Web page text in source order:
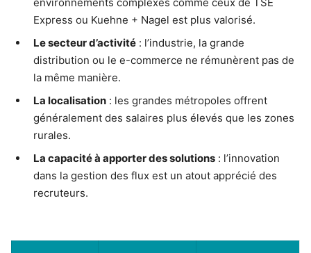
Express ou Kuehne + Nagel est plus valorisé.
Le secteur d’activité : l’industrie, la grande
distribution ou le e-commerce ne rémunèrent pas de
la même manière.
La localisation : les grandes métropoles offrent
généralement des salaires plus élevés que les zones
rurales.
La capacité à apporter des solutions : l’innovation
dans la gestion des flux est un atout apprécié des
recruteurs.